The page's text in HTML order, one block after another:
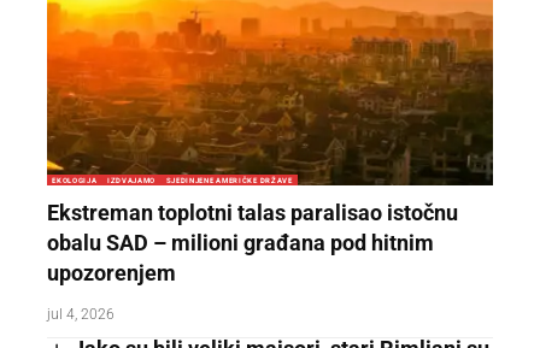
EKOLOGIJA IZDVAJAMO SJEDINJENE AMERIČKE DRŽAVE
Ekstreman toplotni talas paralisao istočnu
obalu SAD – milioni građana pod hitnim
upozorenjem
jul 4, 2026